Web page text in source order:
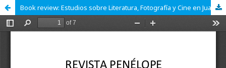
Book review: Estudios sobre Literatura, Fotografía y Cine en Juan Rulfo